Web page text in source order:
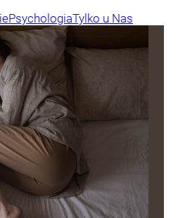
PsychologiaTylko u Nas